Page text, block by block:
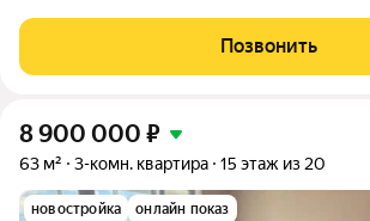
выше можно в полной мере насладиться
реку. Поблизости
Позвонить
8 900 000 ₽
63 м² 3-комн. квартира 15 этаж из 20
новостройка онлайн показ